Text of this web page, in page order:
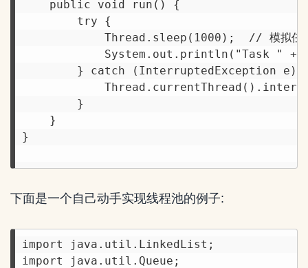
    public void run() {
        try {
Thread.sleep(1000);  // 模拟任
System.out.println("Task " +
} catch (InterruptedException e)
        }
    }
}
下面是一个自己动手实现线程池的例子:
import java.util.LinkedList;
import java.util.Queue;